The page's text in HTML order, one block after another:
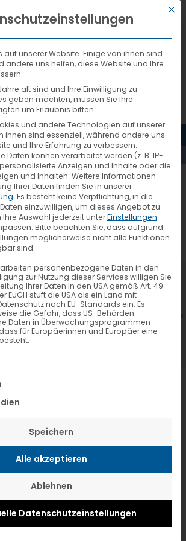
DEUTSCH
9001
Aufsichtsrat gewählt
Mit
auf unserer Website. Einige von ihnen sind
andere uns helfen, diese Website und Ihre
alt sind und Ihre Einwilligung zu
geben möchten, müssen Sie Ihre
um Erlaubnis bitten.
und andere Technologien auf unserer
ihnen sind essenziell, während andere uns
und Ihre Erfahrung zu verbessern.
Daten können verarbeitet werden (z. B. IP-
personalisierte Anzeigen und Inhalte oder die
und Inhalten. Weitere Informationen
Ihrer Daten finden Sie in unserer
. Es besteht keine Verpflichtung, in die
einzuwilligen, um dieses Angebot zu
Ihre Auswahl jederzeit unterEinstellungen
Bitte beachten Sie, dass aufgrund
möglicherweise nicht alle Funktionen
sind.
personenbezogene Daten in den
zur Nutzung dieser Services willigen Sie
Ihrer Daten in den USA gemäß Art. 49
EuGH stuft die USA als ein Land mit
nach EU-Standards ein. Es
die Gefahr, dass US-Behörden
Daten in Überwachungsprogrammen
für Europäerinnen und Europäer eine
Liste der Service-Gruppen,
Speichern
Alle akzeptieren
Ablehnen
Datenschutzeinstellungen